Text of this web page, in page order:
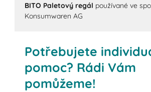
BITO Paletový regál používané ve
Konsumwaren AG
Potřebujete
pomoc? Rádi Vám
pomůžeme!